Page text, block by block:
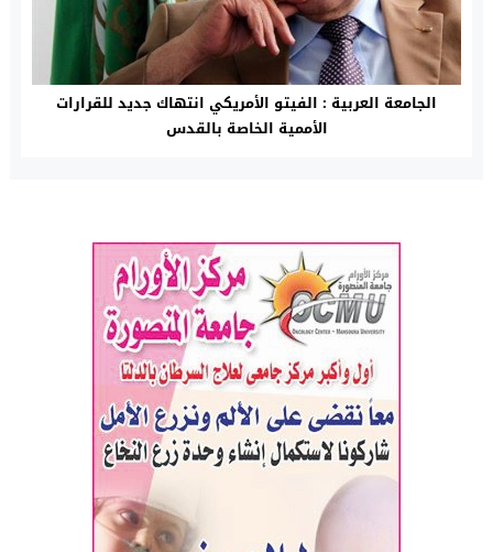
الجامعة العربية : الفيتو الأمريكي انتهاك جديد للقرارات
الأممية الخاصة بالقدس